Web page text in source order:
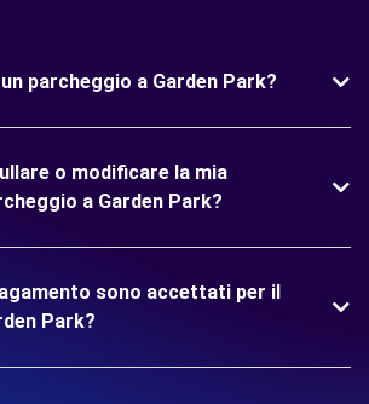
parcheggio a Garden Park?
o modificare la mia
a Garden Park?
sono accettati per il
Park?